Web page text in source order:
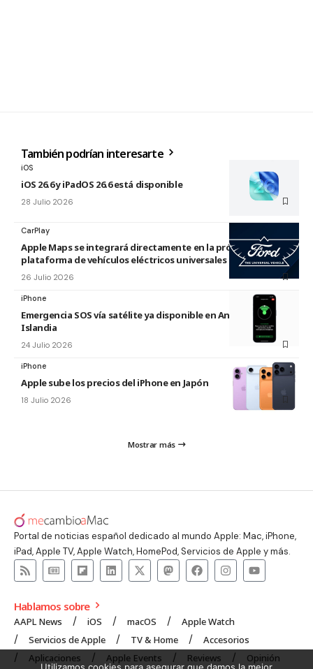
También podrían interesarte
iOS
iOS 26.6 y iPadOS 26.6 está disponible
28 Julio 2026
CarPlay
Apple Maps se integrará directamente en la próxima
plataforma de vehículos eléctricos universales de Ford
26 Julio 2026
iPhone
Emergencia SOS vía satélite ya disponible en Andorra e
Islandia
24 Julio 2026
iPhone
Apple sube los precios del iPhone en Japón
18 Julio 2026
Mostrar más
Portal de noticias español dedicado al mundo Apple: Mac, iPhone,
iPad, Apple TV, Apple Watch, HomePod, Servicios de Apple y más.
Hablamos sobre
AAPL News iOS macOS
Apple Watch
Servicios de Apple
TV & Home
Accesorios
Aplicaciones
Apple Events Reviews Opinión